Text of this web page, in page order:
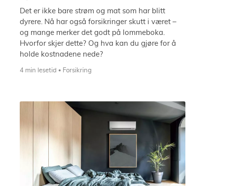
Det er ikke bare strøm og mat som har blitt
dyrere. Nå har også forsikringer skutt i været –
og mange merker det godt på lommeboka.
Hvorfor skjer dette? Og hva kan du gjøre for å
holde kostnadene nede?
4 min lesetid Forsikring